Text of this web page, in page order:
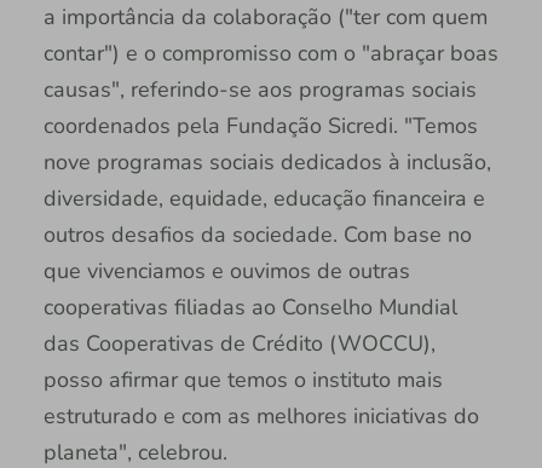
a importância da colaboração ("ter com quem
contar") e o compromisso com o "abraçar boas
causas", referindo-se aos programas sociais
coordenados pela Fundação Sicredi. "Temos
nove programas sociais dedicados à inclusão,
diversidade, equidade, educação financeira e
outros desafios da sociedade. Com base no
que vivenciamos e ouvimos de outras
cooperativas filiadas ao Conselho Mundial
das Cooperativas de Crédito (WOCCU),
posso afirmar que temos o instituto mais
estruturado e com as melhores iniciativas do
planeta", celebrou.